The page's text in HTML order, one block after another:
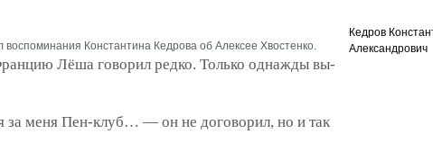
Константина Кедрова об Алексее Хвостенко.
Лёша го­во­рил ред­ко. Толь­ко од­наж­ды вы­
за ме­ня Пен-клуб… — он не до­го­во­рил, но и так
Кедров
Александрович